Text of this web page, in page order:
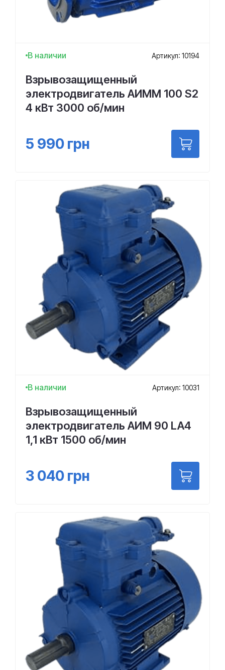
В наличии Артикул: 10194
Взрывозащищенный
электродвигатель АИMM 100 S2
4 кВт 3000 об/мин
5 990 грн
В наличии Артикул: 10031
Взрывозащищенный
электродвигатель АИМ 90 LA4
1,1 кВт 1500 об/мин
3 040 грн